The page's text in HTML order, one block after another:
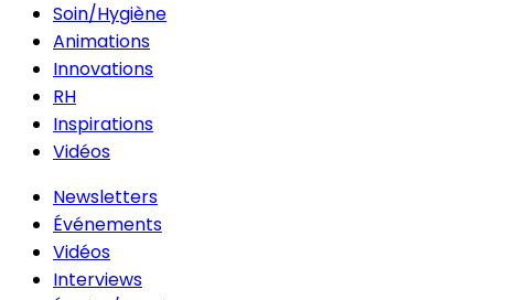
Soin/Hygiène
Animations
Innovations
RH
Inspirations
Vidéos
Newsletters
Événements
Vidéos
Interviews